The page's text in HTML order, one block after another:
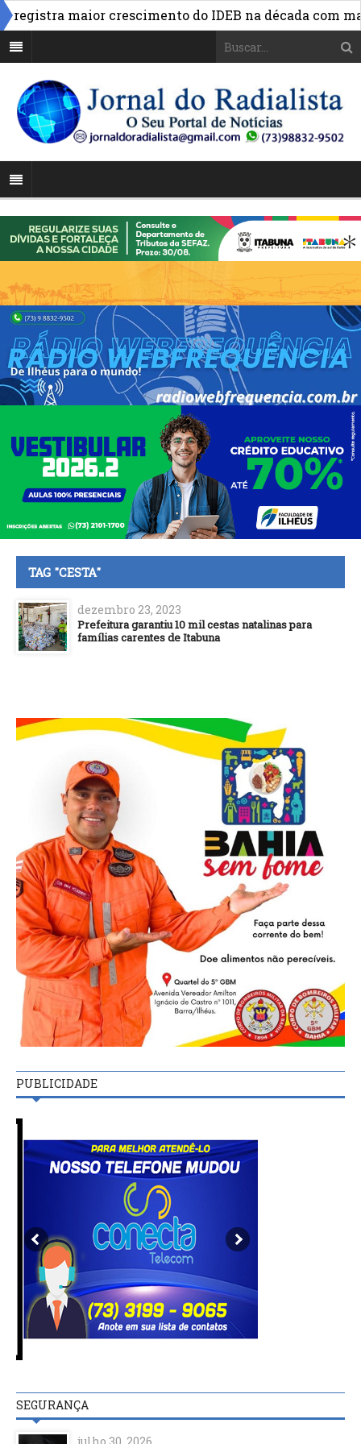
maior crescimento do IDEB na década com
TAG "CESTA"
dezembro 23, 2023
Prefeitura garantiu 10 mil cestas natalinas para
famílias carentes de Itabuna
PUBLICIDADE
SEGURANÇA